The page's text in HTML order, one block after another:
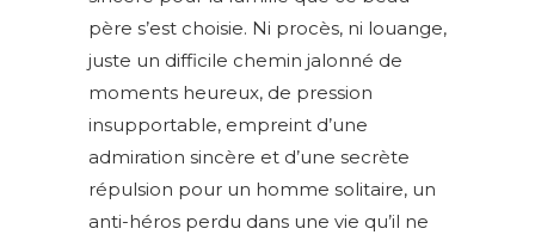
père s’est choisie. Ni procès, ni louange,
juste un difficile chemin jalonné de
moments heureux, de pression
insupportable, empreint d’une
admiration sincère et d’une secrète
répulsion pour un homme solitaire, un
anti-héros perdu dans une vie qu’il ne